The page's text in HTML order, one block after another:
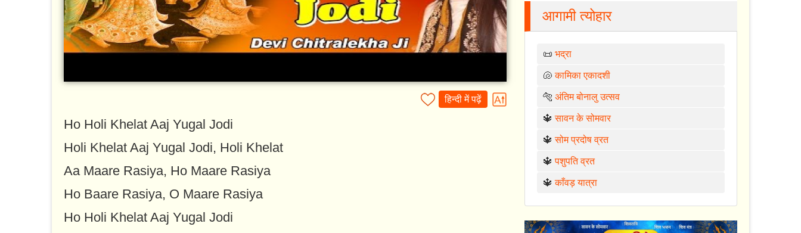
हिन्दी में पढ़ें
Ho Holi Khelat Aaj Yugal Jodi
Holi Khelat Aaj Yugal Jodi, Holi Khelat
Aa Maare Rasiya, Ho Maare Rasiya
Ho Baare Rasiya, O Maare Rasiya
Ho Holi Khelat Aaj Yugal Jodi
आगामी त्योहार
📜भद्रा
🐚कामिका एकादशी
🐅अंतिम बोनालु उत्सव
🔱सावन के सोमवार
🔱सोम प्रदोष व्रत
🔱पशुपति व्रत
🔱काँवड़ यात्रा